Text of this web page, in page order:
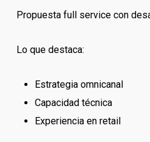
Propuesta full service con
Lo que destaca:
Estrategia omnicanal
Capacidad técnica
Experiencia en retail